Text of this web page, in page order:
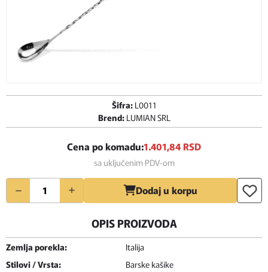
Šifra: L0011
Brend: LUMIAN SRL
Cena po komadu:1.401,84 RSD
sa uključenim PDV-om
Količina Dodaj u korpu
OPIS PROIZVODA
Zemlja porekla:
Italija
Stilovi / Vrsta:
Barske kašike